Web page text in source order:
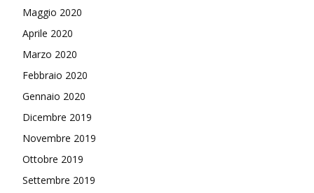
Maggio 2020
Aprile 2020
Marzo 2020
Febbraio 2020
Gennaio 2020
Dicembre 2019
Novembre 2019
Ottobre 2019
Settembre 2019